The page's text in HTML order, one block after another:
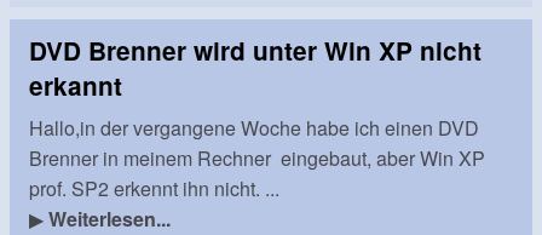
DVD Brenner wird unter Win XP nicht
erkannt
Hallo,in der vergangene Woche habe ich einen DVD
Brenner in meinem Rechner eingebaut, aber Win XP
prof. SP2 erkennt ihn nicht. ...
▶Weiterlesen...